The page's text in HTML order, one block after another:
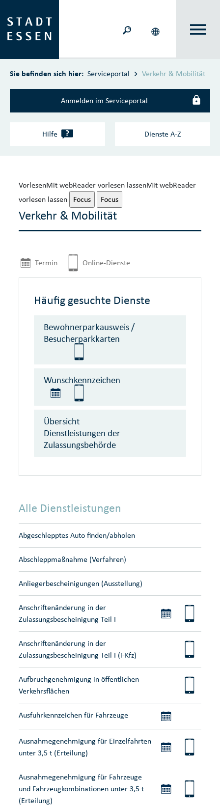
Sie befinden sich hier: Serviceportal Verkehr & Mobilität
Anmelden im Serviceportal
Hilfe ? Dienste A‑Z
VorlesenMit webReader vorlesen lassenMit webReader
vorlesen lassen
Focus Focus
Verkehr & Mobilität
Termin Online-Dienste
Häufig gesuchte Dienste
Bewohnerparkausweis /
Besucherparkkarten
Wunschkennzeichen
Übersicht
Dienstleistungen der
Zulassungsbehörde
Alle Dienstleistungen
Abgeschlepptes Auto finden/abholen
Abschleppmaßnahme (Verfahren)
Anliegerbescheinigungen (Ausstellung)
Anschriftenänderung in der
Zulassungsbescheinigung Teil I
Anschriftenänderung in der
Zulassungsbescheinigung Teil I (i-Kfz)
Aufbruchgenehmigung in öffentlichen
Verkehrsflächen
Ausfuhrkennzeichen für Fahrzeuge
Ausnahmegenehmigung für Einzelfahrten
unter 3,5 t (Erteilung)
Ausnahmegenehmigung für Fahrzeuge
und Fahrzeugkombinationen unter 3,5 t
(Erteilung)